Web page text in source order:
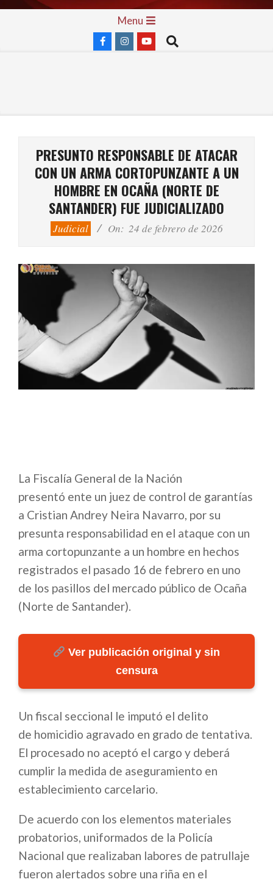
Skip
Menu
Search
PRESUNTO RESPONSABLE DE ATACAR
CON UN ARMA CORTOPUNZANTE A UN
HOMBRE EN OCAÑA (NORTE DE
SANTANDER) FUE JUDICIALIZADO
Judicial On: 24 de febrero de 2026
La Fiscalía General de la Nación
presentó ente un juez de control de garantías
a Cristian Andrey Neira Navarro, por su
presunta responsabilidad en el ataque con un
arma cortopunzante a un hombre en hechos
registrados el pasado 16 de febrero en uno
de los pasillos del mercado público de Ocaña
(Norte de Santander).
Ver publicación original y sin
censura
Un fiscal seccional le imputó el delito
de homicidio agravado en grado de tentativa.
El procesado no aceptó el cargo y deberá
cumplir la medida de aseguramiento en
establecimiento carcelario.
De acuerdo con los elementos materiales
probatorios, uniformados de la Policía
Nacional que realizaban labores de patrullaje
fueron alertados sobre una riña en el